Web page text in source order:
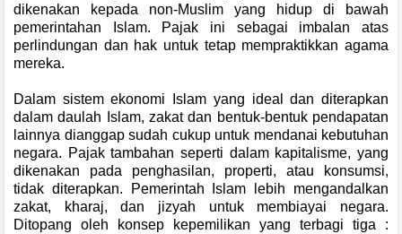
dikenakan kepada non-Muslim yang hidup di bawah
pemerintahan Islam. Pajak ini sebagai imbalan atas
perlindungan dan hak untuk tetap mempraktikkan agama
mereka.
Dalam sistem ekonomi Islam yang ideal dan diterapkan
dalam daulah Islam, zakat dan bentuk-bentuk pendapatan
lainnya dianggap sudah cukup untuk mendanai kebutuhan
negara. Pajak tambahan seperti dalam kapitalisme, yang
dikenakan pada penghasilan, properti, atau konsumsi,
tidak diterapkan. Pemerintah Islam lebih mengandalkan
zakat, kharaj, dan jizyah untuk membiayai negara.
Ditopang oleh konsep kepemilikan yang terbagi tiga :